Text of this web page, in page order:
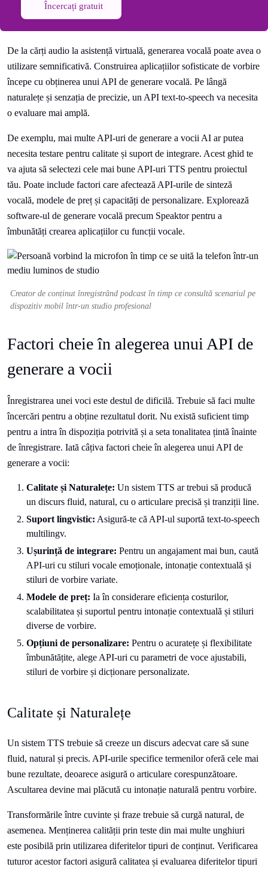
Încercați gratuit
De la cărți audio la asistență virtuală, generarea vocală poate avea o
utilizare semnificativă. Construirea aplicațiilor sofisticate de vorbire
începe cu obținerea unui API de generare vocală. Pe lângă
naturalețe și senzația de precizie, un API text-to-speech va necesita
o evaluare mai amplă.
De exemplu, mai multe API-uri de generare a vocii AI ar putea
necesita testare pentru calitate și suport de integrare. Acest ghid te
va ajuta să selectezi cele mai bune API-uri TTS pentru proiectul
tău. Poate include factori care afectează API-urile de sinteză
vocală, modele de preț și capacități de personalizare. Explorează
software-ul de generare vocală precum Speaktor pentru a
îmbunătăți crearea aplicațiilor cu funcții vocale.
Creator de conținut înregistrând podcast în timp ce consultă scenariul pe
dispozitiv mobil într-un studio profesional
Factori cheie în alegerea unui API de
generare a vocii
Înregistrarea unei voci este destul de dificilă. Trebuie să faci multe
încercări pentru a obține rezultatul dorit. Nu există suficient timp
pentru a intra în dispoziția potrivită și a seta tonalitatea țintă înainte
de înregistrare. Iată câțiva factori cheie în alegerea unui API de
generare a vocii:
Calitate și Naturalețe: Un sistem TTS ar trebui să producă
un discurs fluid, natural, cu o articulare precisă și tranziții line.
Suport lingvistic: Asigură-te că API-ul suportă text-to-speech
multilingv.
Ușurință de integrare: Pentru un angajament mai bun, caută
API-uri cu stiluri vocale emoționale, intonație contextuală și
stiluri de vorbire variate.
Modele de preț: Ia în considerare eficiența costurilor,
scalabilitatea și suportul pentru intonație contextuală și stiluri
diverse de vorbire.
Opțiuni de personalizare: Pentru o acuratețe și flexibilitate
îmbunătățite, alege API-uri cu parametri de voce ajustabili,
stiluri de vorbire și dicționare personalizate.
Calitate și Naturalețe
Un sistem TTS trebuie să creeze un discurs adecvat care să sune
fluid, natural și precis. API-urile specifice termenilor oferă cele mai
bune rezultate, deoarece asigură o articulare corespunzătoare.
Ascultarea devine mai plăcută cu intonație naturală pentru vorbire.
Transformările între cuvinte și fraze trebuie să curgă natural, de
asemenea. Menținerea calității prin teste din mai multe unghiuri
este posibilă prin utilizarea diferitelor tipuri de conținut. Verificarea
tuturor acestor factori asigură calitatea și evaluarea diferitelor tipuri